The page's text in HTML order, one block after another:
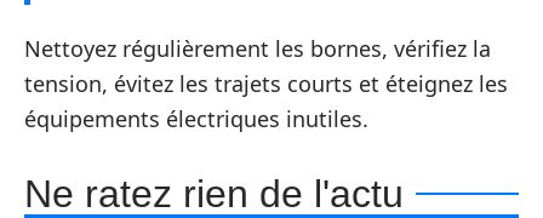
Nettoyez régulièrement les bornes, vérifiez la
tension, évitez les trajets courts et éteignez les
équipements électriques inutiles.
Ne ratez rien de l'actu